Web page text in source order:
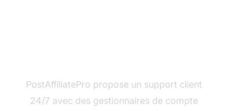
PostAffiliatePro propose un support client
24/7 avec des gestionnaires de compte